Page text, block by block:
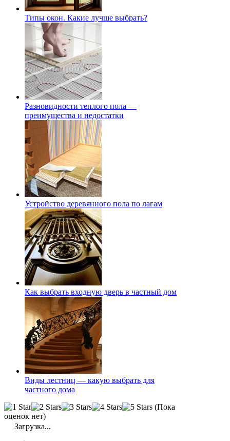
Типы окон. Какие лучше выбрать?
Разновидности теплого пола —
преимущества и недостатки
Устройство деревянного пола по лагам
Как выбрать входную дверь в частный дом
Виды лестниц — какую выбрать для
частного дома
(Пока
оценок нет)
Загрузка...